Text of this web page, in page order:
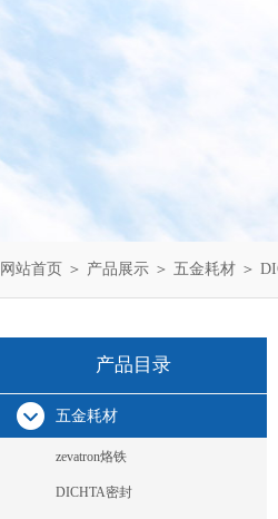
网站首页 ＞ 产品展示 ＞ 五金耗材 ＞
产品目录
五金耗材
zevatron烙铁
DICHTA密封